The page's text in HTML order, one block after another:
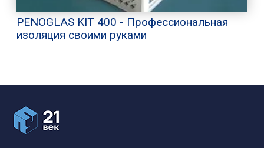
PENOGLAS KIT 400 - Профессиональная
изоляция своими руками